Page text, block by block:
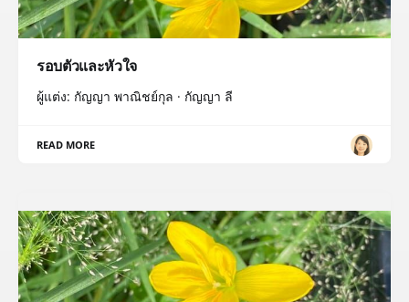
รอบตัวและหัวใจ
ผู้แต่ง: กัญญา พาณิชย์กุล · กัญญา ลี
READ MORE